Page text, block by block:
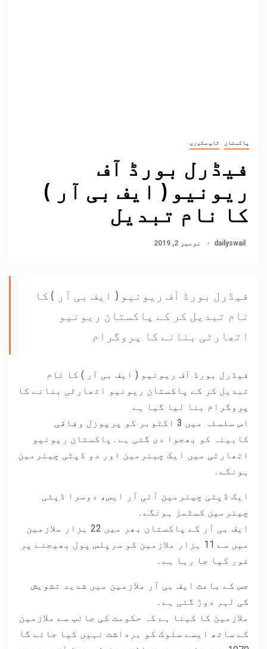
پاکستان ٹاپ سٹوری
فیڈرل بورڈ آف
ریونیو ( ایف بی آر )
کا نام تبدیل
dailyswail نومبر 2, 2019
فیڈرل بورڈ آف ریونیو ( ایف بی آر ) کا
نام تبدیل کر کے پاکستان ریونیو
اتھارٹی بنانے کا پروگرام
فیڈرل بورڈ آف ریونیو ( ایف بی آر ) کا نام
تبدیل کر کے پاکستان ریونیو اتھارٹی بنانے کا
پروگرام بنا لیا گیا ہے
اس سلسلہ میں 3 اکتوبر کو پرپوزل وفاقی
کابینہ کو بھجوا دی گئی ہے۔پاکستان ریونیو
اتھارٹی میں ایک چیئرمین اور دو ڈپٹی چیئرمین
ہونگے۔
ایک ڈپٹی چیئرمین آئی آر ایس، دوسرا ڈپٹی
چیئرمین کسٹمز ہونگے۔
ایف بی آر کے پاکستان بھر میں 22 ہزار ملازمین
میں سے 11 ہزار ملازمین کو سرپلس پول بھیجنے پر
غور کیا جا رہا ہے۔
جس کے باعث ایف بی آر ملازمین میں شدید تشویش
کی لہر دوڑ گئی ہے۔
ملازمین کا کہنا ہے کہ حکومت کی جانب سے ملازمین
کے ساتھ ایسے سلوک کو برداشت نہیں کیا جائے گا